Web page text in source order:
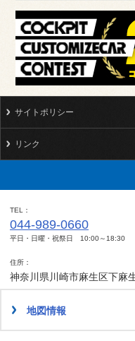
サイトポリシー
リンク
TEL
044-989-0660
平日・日曜・祝祭日 10:00～18:30
住所
神奈川県川崎市麻生区下麻
地図情報